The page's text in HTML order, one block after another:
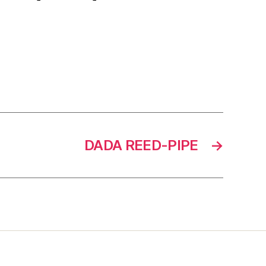
→
DADA REED-PIPE